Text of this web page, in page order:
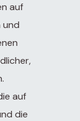
auf
und
auf
die